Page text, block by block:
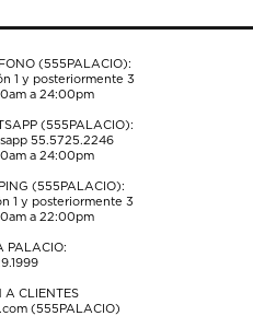
(555PALACIO):
1 y posteriormente 3
a 24:00pm
(555PALACIO):
55.5725.2246
a 24:00pm
(555PALACIO):
1 y posteriormente 3
a 22:00pm
PALACIO:
A CLIENTES
(555PALACIO)